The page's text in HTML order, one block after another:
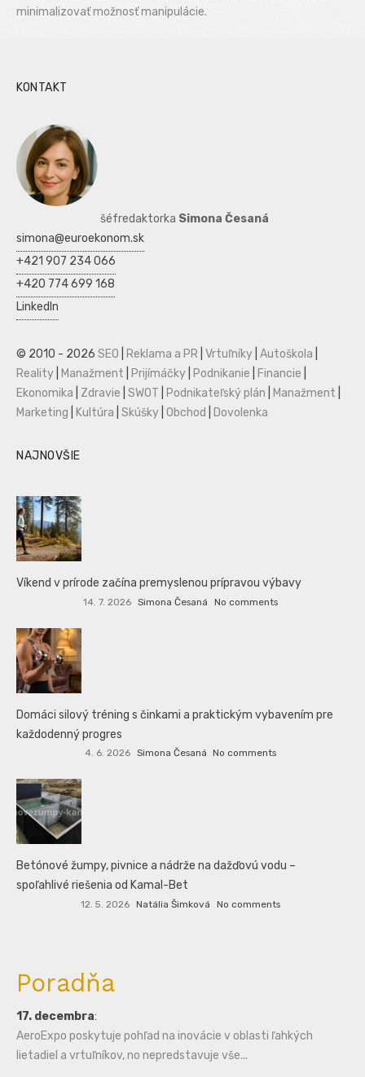
minimalizovať možnosť manipulácie.
KONTAKT
šéfredaktorka Simona Česaná
simona@euroekonom.sk
+421 907 234 066
+420 774 699 168
LinkedIn
© 2010 - 2026 SEO Reklama a PR Vrtuľníky Autoškola
Reality
Manažment Prijímáčky Podnikanie Financie
Ekonomika
Zdravie SWOT Podnikateľský plán Manažment
Marketing
Kultúra Skúšky Obchod Dovolenka
NAJNOVŠIE
Víkend v prírode začína premyslenou prípravou výbavy
14. 7. 2026 Simona Česaná No comments
Domáci silový tréning s činkami a praktickým vybavením pre
každodenný progres
4. 6. 2026 Simona Česaná No comments
Betónové žumpy, pivnice a nádrže na dažďovú vodu –
spoľahlivé riešenia od Kamal-Bet
12. 5. 2026 Natália Šimková No comments
Poradňa
17. decembra:
AeroExpo poskytuje pohľad na inovácie v oblasti ľahkých
lietadiel a vrtuľníkov, no nepredstavuje vše...